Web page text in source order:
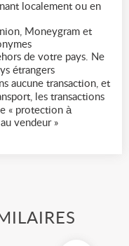
localement ou en
Moneygram et
de votre pays. Ne
étrangers
aucune transaction, et
les transactions
« protection à
vendeur »